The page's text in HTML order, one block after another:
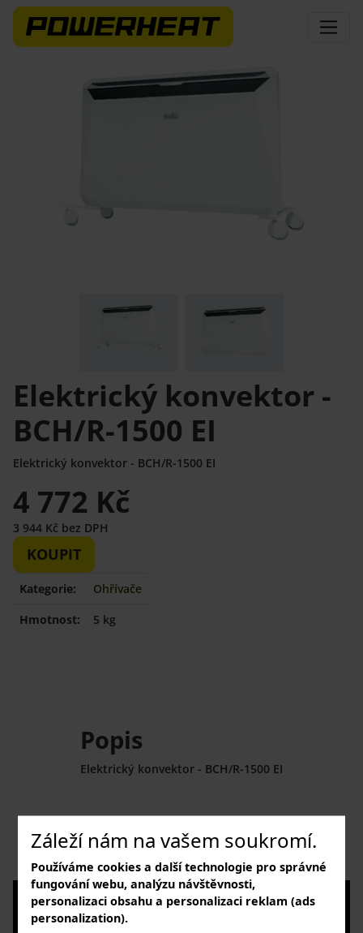
Záleží nám na vašem soukromí.
Používáme cookies a další technologie pro správné
fungování webu, analýzu návštěvnosti,
personalizaci obsahu a personalizaci reklam (ads
personalization).
Elektrický konvektor -
BCH/R-1500 EI
Elektrický konvektor - BCH/R-1500 EI
4 772 Kč
3 944 Kč bez DPH
KOUPIT
Kategorie:
Ohřívače
Hmotnost:
5 kg
Popis
Elektrický konvektor - BCH/R-1500 EI
Rapid Inverter_data sheet
NAVŠTIVTE NÁS
v našem showroomu